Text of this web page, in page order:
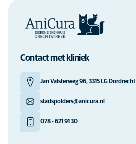
Contact met kliniek
Jan Valsterweg 96, 3315 LG Dordrecht
stadspolders@anicura.nl
078 - 621 91 30